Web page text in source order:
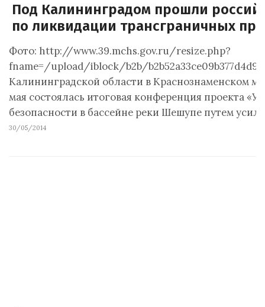
Под Калининградом прошли
по ликвидации трансграничных
Фото: http://www.39.mchs.gov.ru/resize.php?
fname=/upload/iblock/b2b/
Калининградской области в Краснознаменском
мая состоялась итоговая конференция проекта
безопасности в бассейне реки Шешупе путем
30/05/2014